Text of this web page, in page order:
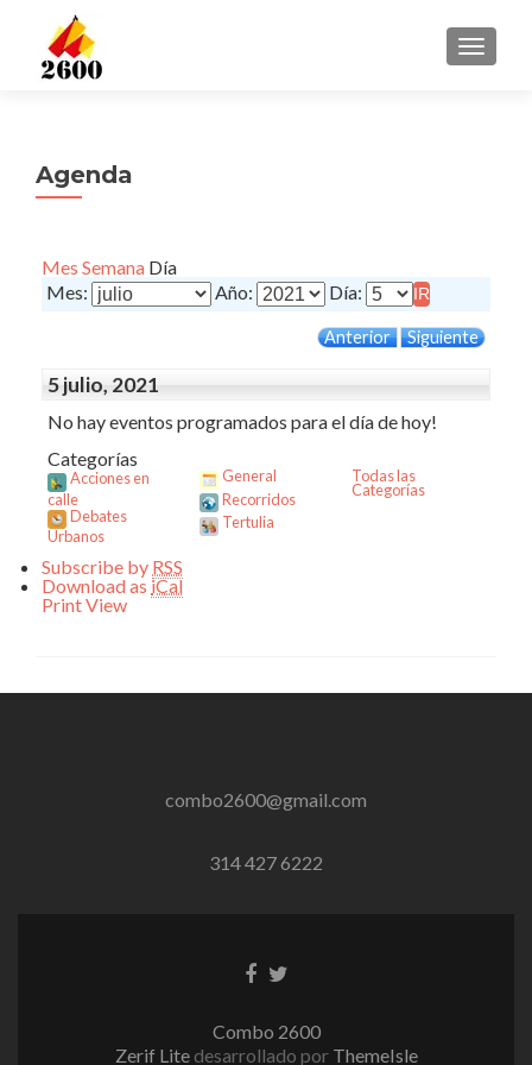
Agenda
Mes Semana Día
Mes:
Año: Día:
Anterior Siguiente
5 julio, 2021
No hay eventos programados para el día de hoy!
Categorías
Acciones en
calle
Debates
Urbanos
General
Recorridos
Tertulia
Todas las
Categorías
Subscribe by RSS
Download as iCal
PrintView
combo2600@gmail.com
314 427 6222
EnlaceEnlace
Combo 2600
Zerif Lite desarrollado por ThemeIsle